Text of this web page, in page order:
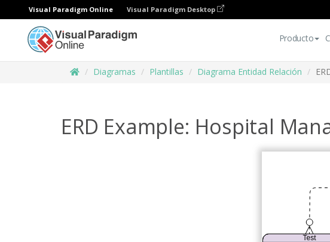
Visual Paradigm Online Visual Paradigm Desktop
Producto
Diagramas Plantillas Diagrama Entidad Relación
ERD Example: Hospital